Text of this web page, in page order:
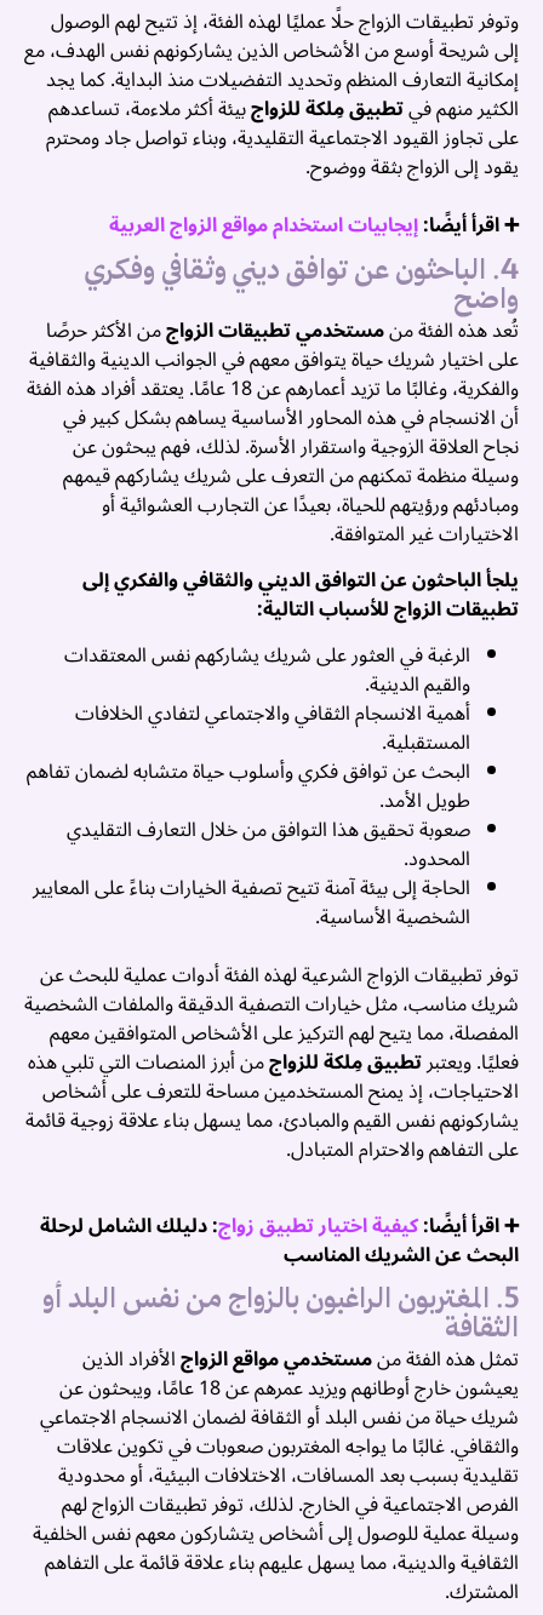
وتوفر تطبيقات الزواج حلًا عمليًا لهذه الفئة، إذ تتيح لهم الوصول
إلى شريحة أوسع من الأشخاص الذين يشاركونهم نفس الهدف، مع
إمكانية التعارف المنظم وتحديد التفضيلات منذ البداية. كما يجد
الكثير منهم فيتطبيق مِلكة للزواجبيئة أكثر ملاءمة، تساعدهم
على تجاوز القيود الاجتماعية التقليدية، وبناء تواصل جاد ومحترم
يقود إلى الزواج بثقة ووضوح.
➕ اقرأ أيضًا:إيجابيات استخدام مواقع الزواج العربية
4. الباحثون عن توافق ديني وثقافي وفكري
واضح
تُعد هذه الفئة منمستخدمي تطبيقات الزواجمن الأكثر حرصًا
على اختيار شريك حياة يتوافق معهم في الجوانب الدينية والثقافية
والفكرية، وغالبًا ما تزيد أعمارهم عن 18 عامًا. يعتقد أفراد هذه الفئة
أن الانسجام في هذه المحاور الأساسية يساهم بشكل كبير في
نجاح العلاقة الزوجية واستقرار الأسرة. لذلك، فهم يبحثون عن
وسيلة منظمة تمكنهم من التعرف على شريك يشاركهم قيمهم
ومبادئهم ورؤيتهم للحياة، بعيدًا عن التجارب العشوائية أو
الاختيارات غير المتوافقة.
يلجأ الباحثون عن التوافق الديني والثقافي والفكري إلى
تطبيقات الزواج للأسباب التالية:
الرغبة في العثور على شريك يشاركهم نفس المعتقدات
والقيم الدينية.
أهمية الانسجام الثقافي والاجتماعي لتفادي الخلافات
المستقبلية.
البحث عن توافق فكري وأسلوب حياة متشابه لضمان تفاهم
طويل الأمد.
صعوبة تحقيق هذا التوافق من خلال التعارف التقليدي
المحدود.
الحاجة إلى بيئة آمنة تتيح تصفية الخيارات بناءً على المعايير
الشخصية الأساسية.
توفر تطبيقات الزواج الشرعية لهذه الفئة أدوات عملية للبحث عن
شريك مناسب، مثل خيارات التصفية الدقيقة والملفات الشخصية
المفصلة، مما يتيح لهم التركيز على الأشخاص المتوافقين معهم
فعليًا. ويعتبرتطبيق مِلكة للزواجمن أبرز المنصات التي تلبي هذه
الاحتياجات، إذ يمنح المستخدمين مساحة للتعرف على أشخاص
يشاركونهم نفس القيم والمبادئ، مما يسهل بناء علاقة زوجية قائمة
على التفاهم والاحترام المتبادل.
➕ اقرأ أيضًا:كيفية اختيار تطبيق زواج: دليلك الشامل لرحلة
البحث عن الشريك المناسب
5. المغتربون الراغبون بالزواج من نفس البلد أو
الثقافة
تمثل هذه الفئة منمستخدمي مواقع الزواجالأفراد الذين
يعيشون خارج أوطانهم ويزيد عمرهم عن 18 عامًا، ويبحثون عن
شريك حياة من نفس البلد أو الثقافة لضمان الانسجام الاجتماعي
والثقافي. غالبًا ما يواجه المغتربون صعوبات في تكوين علاقات
تقليدية بسبب بعد المسافات، الاختلافات البيئية، أو محدودية
الفرص الاجتماعية في الخارج. لذلك، توفر تطبيقات الزواج لهم
وسيلة عملية للوصول إلى أشخاص يتشاركون معهم نفس الخلفية
الثقافية والدينية، مما يسهل عليهم بناء علاقة قائمة على التفاهم
المشترك.